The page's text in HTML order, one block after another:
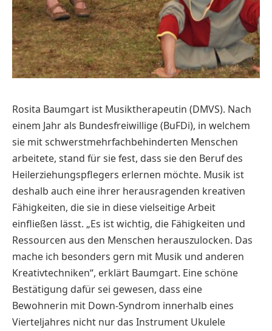
Rosita Baumgart ist Musiktherapeutin (DMVS). Nach
einem Jahr als Bundesfreiwillige (BuFDi), in welchem
sie mit schwerstmehrfachbehinderten Menschen
arbeitete, stand für sie fest, dass sie den Beruf des
Heilerziehungspflegers erlernen möchte. Musik ist
deshalb auch eine ihrer herausragenden kreativen
Fähigkeiten, die sie in diese vielseitige Arbeit
einfließen lässt. „Es ist wichtig, die Fähigkeiten und
Ressourcen aus den Menschen herauszulocken. Das
mache ich besonders gern mit Musik und anderen
Kreativtechniken“, erklärt Baumgart. Eine schöne
Bestätigung dafür sei gewesen, dass eine
Bewohnerin mit Down-Syndrom innerhalb eines
Vierteljahres nicht nur das Instrument Ukulele